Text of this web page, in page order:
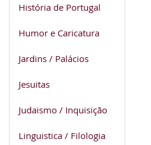
História de Portugal
Humor e Caricatura
Jardins / Palácios
Jesuitas
Judaismo / Inquisição
Linguistica / Filologia